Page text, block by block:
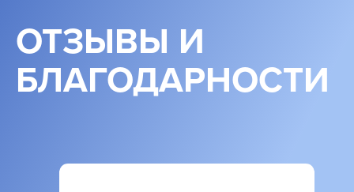
ОТЗЫВЫ И
БЛАГОДАРНОСТИ